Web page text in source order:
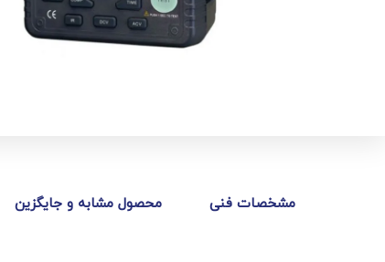
مشخصات فنی محصول مشابه و جایگزین